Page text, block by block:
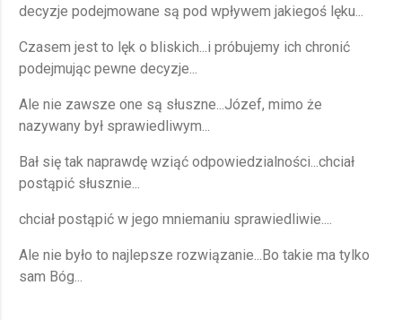
decyzje podejmowane są pod wpływem jakiegoś lęku...
Czasem jest to lęk o bliskich...i próbujemy ich chronić
podejmując pewne decyzje...
Ale nie zawsze one są słuszne...Józef, mimo że
nazywany był sprawiedliwym...
Bał się tak naprawdę wziąć odpowiedzialności...chciał
postąpić słusznie...
chciał postąpić w jego mniemaniu sprawiedliwie....
Ale nie było to najlepsze rozwiązanie...Bo takie ma tylko
sam Bóg...